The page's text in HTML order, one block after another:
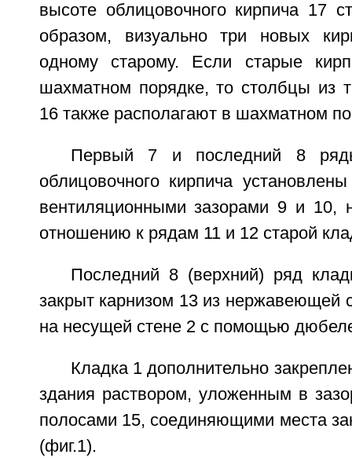
высоте облицовочного кирпича 17
образом, визуально три новых
одному старому. Если старые
шахматном порядке, то столбцы из
16 также располагают в шахматном
Первый 7 и последний 8
облицовочного кирпича
вентиляционными зазорами 9 и 10,
отношению к рядам 11 и 12 старой
Последний 8 (верхний) ряд
закрыт карнизом 13 из нержавеющей
на несущей стене 2 с помощью
Кладка 1 дополнительно
здания раствором, уложенным в
полосами 15, соединяющими места
(фиг.1).